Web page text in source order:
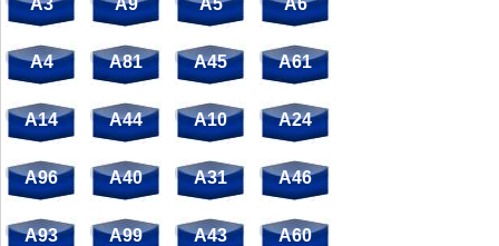
A3 A9 A5 A6
A4 A81 A45 A61
A14 A44 A10 A24
A96 A40 A31 A46
A93 A99 A43 A60